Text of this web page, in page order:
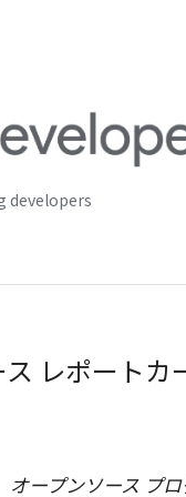
developers
レポートカ
ープンソース プ